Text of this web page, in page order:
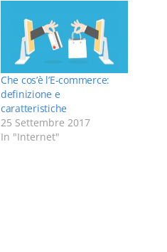
Che cos’è l’E-commerce:
definizione e
caratteristiche
25 Settembre 2017
In "Internet"